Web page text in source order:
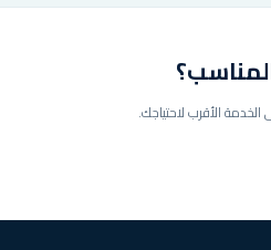
الأقرب لاحتياجك.